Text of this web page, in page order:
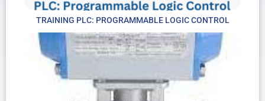
TRAINING PLC: PROGRAMMABLE LOGIC CONTROL